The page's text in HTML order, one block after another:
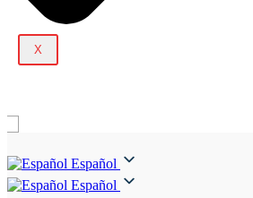
X
Español
Español